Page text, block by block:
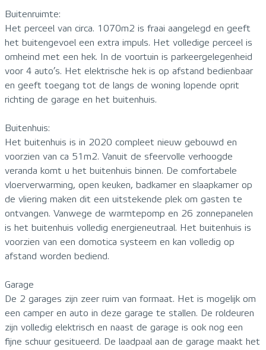
Buitenruimte:
Het perceel van circa. 1070m2 is fraai aangelegd en geeft
het buitengevoel een extra impuls. Het volledige perceel is
omheind met een hek. In de voortuin is parkeergelegenheid
voor 4 auto’s. Het elektrische hek is op afstand bedienbaar
en geeft toegang tot de langs de woning lopende oprit
richting de garage en het buitenhuis.
Buitenhuis:
Het buitenhuis is in 2020 compleet nieuw gebouwd en
voorzien van ca 51m2. Vanuit de sfeervolle verhoogde
veranda komt u het buitenhuis binnen. De comfortabele
vloerverwarming, open keuken, badkamer en slaapkamer op
de vliering maken dit een uitstekende plek om gasten te
ontvangen. Vanwege de warmtepomp en 26 zonnepanelen
is het buitenhuis volledig energieneutraal. Het buitenhuis is
voorzien van een domotica systeem en kan volledig op
afstand worden bediend.
Garage
De 2 garages zijn zeer ruim van formaat. Het is mogelijk om
een camper en auto in deze garage te stallen. De roldeuren
zijn volledig elektrisch en naast de garage is ook nog een
fijne schuur gesitueerd. De laadpaal aan de garage maakt het